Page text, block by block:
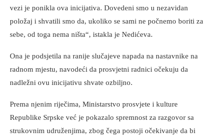
vezi je ponikla ova inicijativa. Dovedeni smo u nezavidan
položaj i shvatili smo da, ukoliko se sami ne počnemo boriti za
sebe, od toga nema ništa“, istakla je Nedićeva.
Ona je podsjetila na ranije slučajeve napada na nastavnike na
radnom mjestu, navodeći da prosvjetni radnici očekuju da
nadležni ovu inicijativu shvate ozbiljno.
Prema njenim riječima, Ministarstvo prosvjete i kulture
Republike Srpske već je pokazalo spremnost za razgovor sa
strukovnim udruženjima, zbog čega postoji očekivanje da bi